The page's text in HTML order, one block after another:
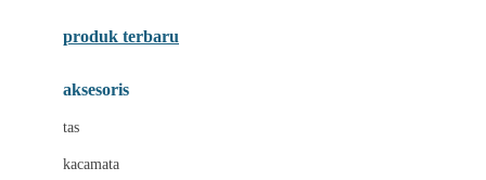
Baabaasheepz
Baby Dove
produk terbaru
aksesoris
tas
kacamata